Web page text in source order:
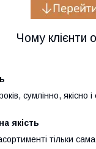
Чому клієнти
сумлінно, якісно
якість
тільки сама